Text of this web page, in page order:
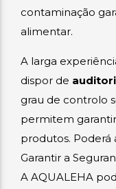
contaminação
alimentar.
A larga
dispor de
grau de controlo
permitem
produtos. Poderá
Garantir a
A AQUALEHA